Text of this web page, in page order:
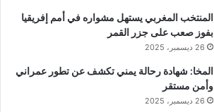
المنتخب المغربي يستهل مشواره في أمم إفريقيا
بفوز صعب على جزر القمر
26 ديسمبر، 2025
المخا: شهادة رحالة يمني تكشف عن تطور عمراني
وأمن مستقر
26 ديسمبر، 2025